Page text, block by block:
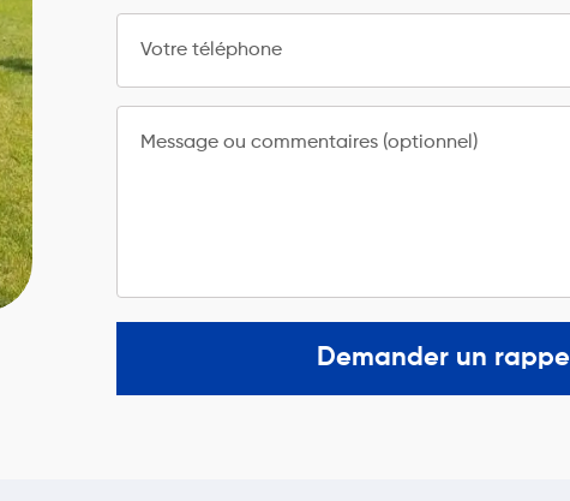
Votre téléphone
Message ou commentaires (optionnel)
Demander un rappel